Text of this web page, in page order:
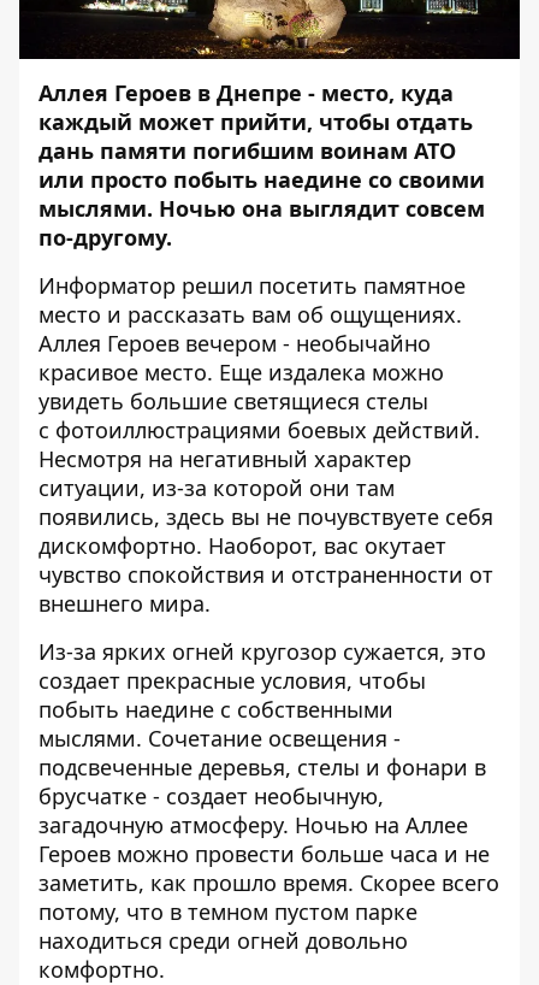
Аллея Героев в Днепре - место, куда
каждый может прийти, чтобы отдать
дань памяти погибшим воинам АТО
или просто побыть наедине со своими
мыслями. Ночью она выглядит совсем
по-другому.
Информатор решил посетить памятное
место и рассказать вам об ощущениях.
Аллея Героев вечером - необычайно
красивое место. Еще издалека можно
увидеть большие светящиеся стелы
с фотоиллюстрациями боевых действий.
Несмотря на негативный характер
ситуации, из-за которой они там
появились, здесь вы не почувствуете себя
дискомфортно. Наоборот, вас окутает
чувство спокойствия и отстраненности от
внешнего мира.
Из-за ярких огней кругозор сужается, это
создает прекрасные условия, чтобы
побыть наедине с собственными
мыслями. Сочетание освещения -
подсвеченные деревья, стелы и фонари в
брусчатке - создает необычную,
загадочную атмосферу. Ночью на Аллее
Героев можно провести больше часа и не
заметить, как прошло время. Скорее всего
потому, что в темном пустом парке
находиться среди огней довольно
комфортно.